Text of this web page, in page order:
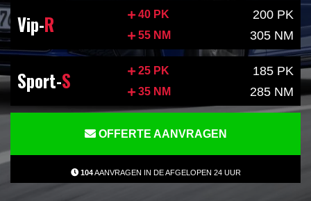
Vip-R 40 PK 200 PK
55 NM 305 NM
Sport-S 25 PK 185 PK
35 NM 285 NM
OFFERTE AANVRAGEN
104AANVRAGEN IN DE AFGELOPEN 24 UUR